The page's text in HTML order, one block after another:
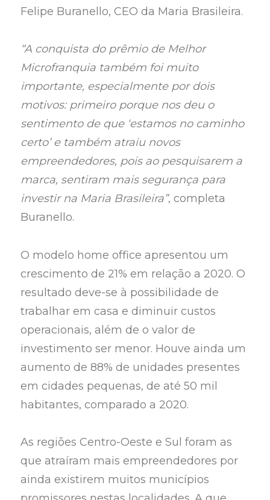
Felipe Buranello, CEO da Maria Brasileira.
“A conquista do prêmio de Melhor
Microfranquia também foi muito
importante, especialmente por dois
motivos: primeiro porque nos deu o
sentimento de que ‘estamos no caminho
certo’ e também atraiu novos
empreendedores, pois ao pesquisarem a
marca, sentiram mais segurança para
investir na Maria Brasileira”, completa
Buranello.
O modelo home office apresentou um
crescimento de 21% em relação a 2020. O
resultado deve-se à possibilidade de
trabalhar em casa e diminuir custos
operacionais, além de o valor de
investimento ser menor. Houve ainda um
aumento de 88% de unidades presentes
em cidades pequenas, de até 50 mil
habitantes, comparado a 2020.
As regiões Centro-Oeste e Sul foram as
que atraíram mais empreendedores por
ainda existirem muitos municípios